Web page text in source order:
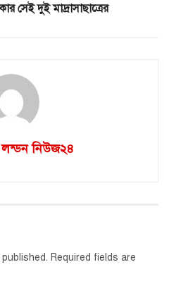
সেই দুই মাদ্রাসাছাত্রের
নিউজ২৪
Required fields are